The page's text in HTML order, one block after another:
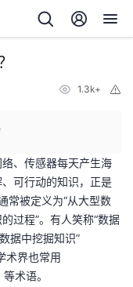
1.3k+
、传感器每天产生海
可行动的知识，正是
常被定义为“从大型数
过程”。有人笑称“数据
据中挖掘知识”
术界也常用
术语。